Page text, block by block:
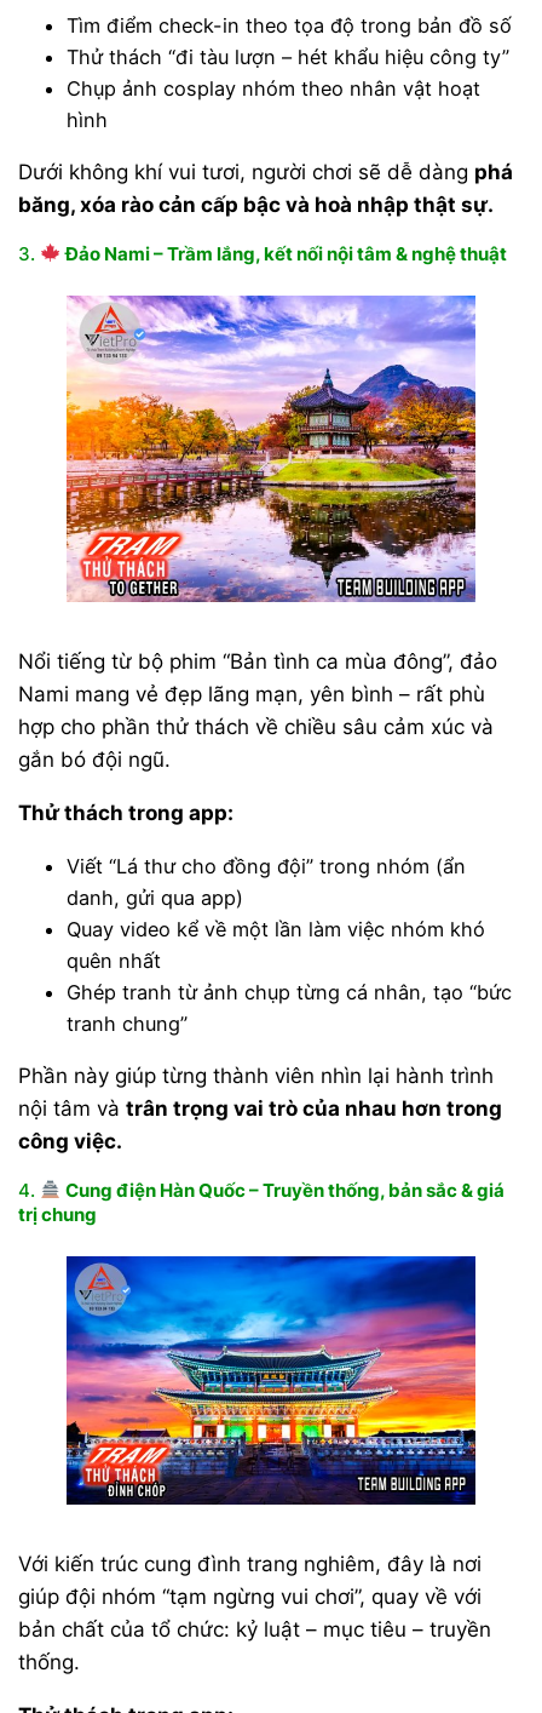
Tìm điểm check-in theo tọa độ trong bản đồ số
Thử thách “đi tàu lượn – hét khẩu hiệu công ty”
Chụp ảnh cosplay nhóm theo nhân vật hoạt
hình
Dưới không khí vui tươi, người chơi sẽ dễ dàng phá
băng, xóa rào cản cấp bậc và hoà nhập thật sự.
3. Đảo Nami – Trầm lắng, kết nối nội tâm & nghệ thuật
Nổi tiếng từ bộ phim “Bản tình ca mùa đông”, đảo
Nami mang vẻ đẹp lãng mạn, yên bình – rất phù
hợp cho phần thử thách về chiều sâu cảm xúc và
gắn bó đội ngũ.
Thử thách trong app:
Viết “Lá thư cho đồng đội” trong nhóm (ẩn
danh, gửi qua app)
Quay video kể về một lần làm việc nhóm khó
quên nhất
Ghép tranh từ ảnh chụp từng cá nhân, tạo “bức
tranh chung”
Phần này giúp từng thành viên nhìn lại hành trình
nội tâm vàtrân trọng vai trò của nhau hơn trong
công việc.
4.
Cung điện Hàn Quốc – Truyền thống, bản sắc & giá
trị chung
Với kiến trúc cung đình trang nghiêm, đây là nơi
giúp đội nhóm “tạm ngừng vui chơi”, quay về với
bản chất của tổ chức: kỷ luật – mục tiêu – truyền
thống.